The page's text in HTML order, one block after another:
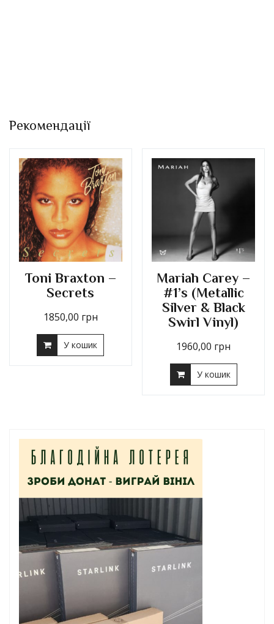
Рекомендації
Toni Braxton –
Secrets
1850,00 грн
У кошик
Mariah Carey –
#1’s (Metallic
Silver & Black
Swirl Vinyl)
1960,00 грн
У кошик